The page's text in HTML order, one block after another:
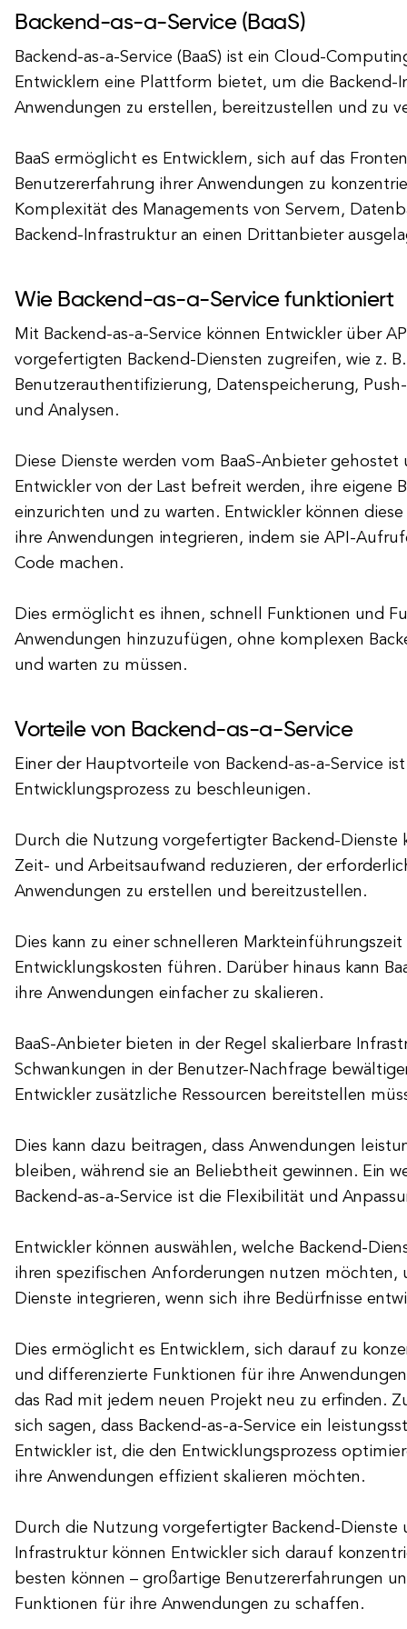
Backend-as-a-Service (BaaS)
Backend-as-a-Service (BaaS) ist ein Cloud-
Entwicklern eine Plattform bietet, um die Backend-
Anwendungen zu erstellen, bereitzustellen und zu
BaaS ermöglicht es Entwicklern, sich auf das
Benutzererfahrung ihrer Anwendungen zu
Komplexität des Managements von Servern,
Backend-Infrastruktur an einen Drittanbieter
Wie Backend-as-a-Service funktioniert
Mit Backend-as-a-Service können Entwickler über
vorgefertigten Backend-Diensten zugreifen, wie z. B.
Benutzerauthentifizierung, Datenspeicherung,
und Analysen.
Diese Dienste werden vom BaaS-Anbieter
Entwickler von der Last befreit werden, ihre eigene
einzurichten und zu warten. Entwickler können
ihre Anwendungen integrieren, indem sie API-
Code machen.
Dies ermöglicht es ihnen, schnell Funktionen und
Anwendungen hinzuzufügen, ohne komplexen
und warten zu müssen.
Vorteile von Backend-as-a-Service
Einer der Hauptvorteile von Backend-as-a-Service
Entwicklungsprozess zu beschleunigen.
Durch die Nutzung vorgefertigter Backend-Dienste
Zeit- und Arbeitsaufwand reduzieren, der
Anwendungen zu erstellen und bereitzustellen.
Dies kann zu einer schnelleren
Entwicklungskosten führen. Darüber hinaus kann
ihre Anwendungen einfacher zu skalieren.
BaaS-Anbieter bieten in der Regel skalierbare
Schwankungen in der Benutzer-Nachfrage
Entwickler zusätzliche Ressourcen bereitstellen
Dies kann dazu beitragen, dass Anwendungen
bleiben, während sie an Beliebtheit gewinnen. Ein
Backend-as-a-Service ist die Flexibilität und
Entwickler können auswählen, welche Backend-
ihren spezifischen Anforderungen nutzen möchten,
Dienste integrieren, wenn sich ihre Bedürfnisse
Dies ermöglicht es Entwicklern, sich darauf zu
und differenzierte Funktionen für ihre
das Rad mit jedem neuen Projekt neu zu erfinden.
sich sagen, dass Backend-as-a-Service ein
Entwickler ist, die den Entwicklungsprozess
ihre Anwendungen effizient skalieren möchten.
Durch die Nutzung vorgefertigter Backend-Dienste
Infrastruktur können Entwickler sich darauf
besten können – großartige Benutzererfahrungen
Funktionen für ihre Anwendungen zu schaffen.